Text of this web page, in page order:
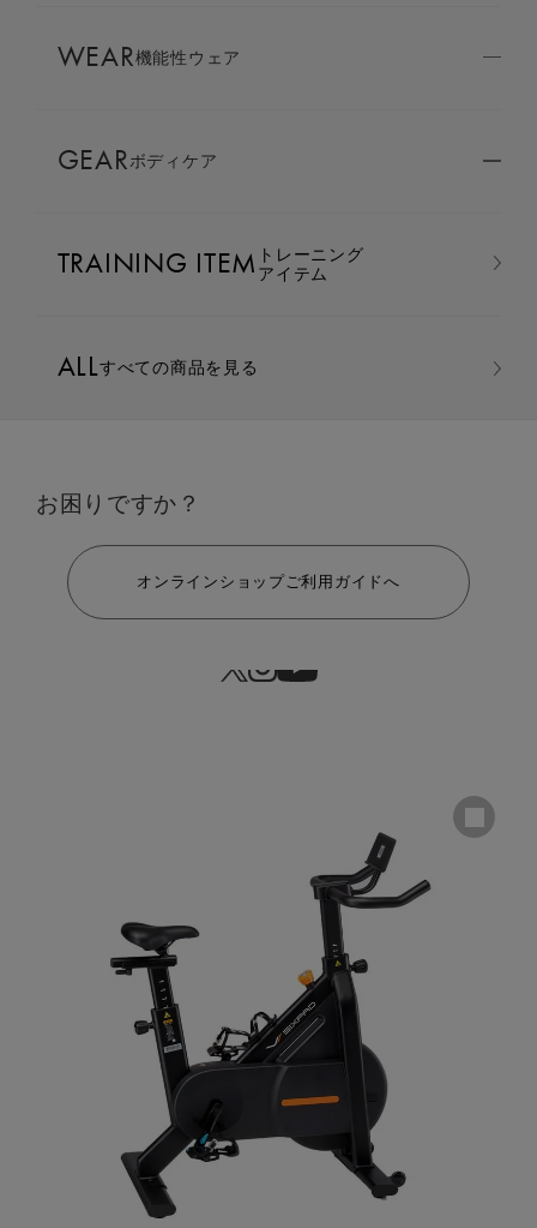
SIXPAD APP
COLUMN
LARGE ORDER⼤⼝注⽂窓⼝
MULTI EMS
WEAR機能性ウェア
GEARボディケア
TRAINING ITEM トレーニング
アイテム
ALLすべての商品を見る
お困りですか？
オンラインショップご利用ガイドへ
消費カロリー・走行距
6つのデータを自動計
アプリ連動で効率的な脂肪燃焼を日常に。
走行距離